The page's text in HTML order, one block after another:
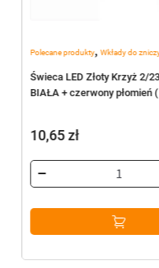
Polecane produkty, Wkłady do
Świeca LED Złoty Krzyż 2/
BIAŁA + czerwony płomień
10,65zł